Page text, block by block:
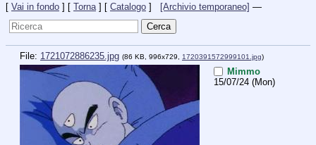
[ Vai in fondo ] [ Torna ] [ Catalogo ] [Archivio temporaneo] —
File: 1721072886235.jpg (86 KB, 996x729, 1720391572999101.jpg)
Mimmo
15/07/24 (Mon)